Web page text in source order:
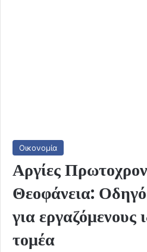
Οικονομία
Αργίες
Θεοφάνεια:
για εργαζόμενους
τομέα